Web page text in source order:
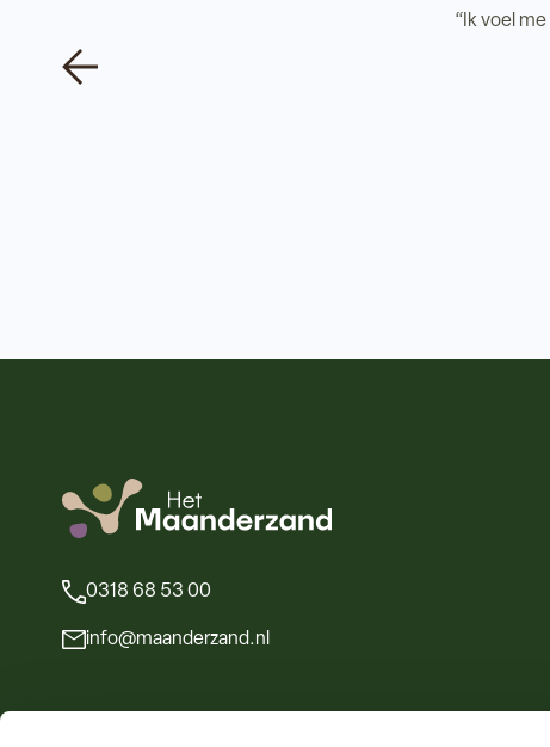
“Ik voel
0318 68 53 00
info@maanderzand.nl